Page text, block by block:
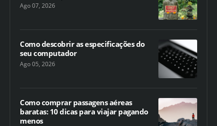
Ago 07, 2026
Como descobrir as especificações do
seu computador
Ago 05, 2026
Como comprar passagens aéreas
baratas: 10 dicas para viajar pagando
menos